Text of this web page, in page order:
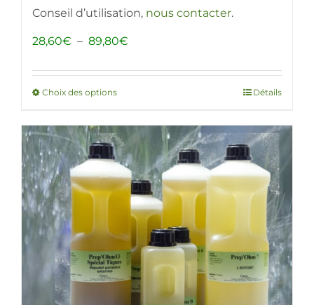
Conseil d’utilisation, nous contacter.
28,60€ – 89,80€
prix :
89,80€
Choix des optionsCe
a
plusieurs
variations.
Les
options
peuvent
être
choisies
sur
la
page
Détails